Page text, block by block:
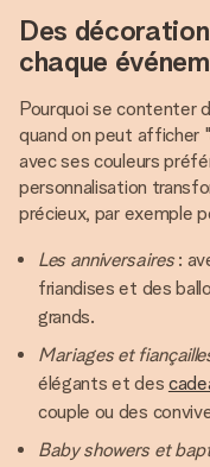
Des
chaque
Pourquoi se contenter
quand on peut afficher
avec ses couleurs
personnalisation
précieux, par exemple
Les anniversaires:
friandises et des
grands.
Mariages et
élégants et des
couple ou des
Baby showers et